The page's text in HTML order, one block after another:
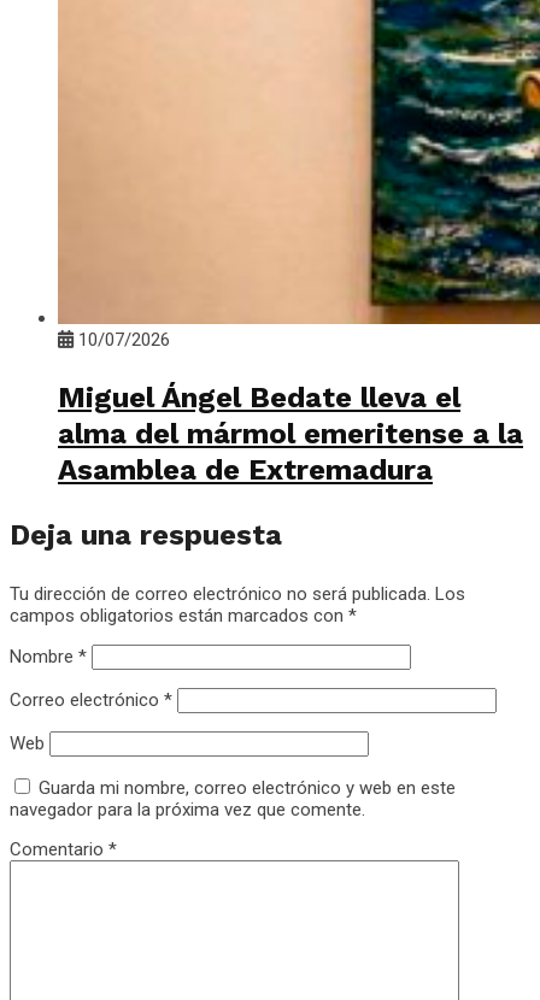
10/07/2026
Miguel Ángel Bedate lleva el
alma del mármol emeritense a la
Asamblea de Extremadura
Deja una respuesta
Tu dirección de correo electrónico no será publicada. Los
campos obligatorios están marcados con *
Nombre *
Correo electrónico *
Web
Guarda mi nombre, correo electrónico y web en este
navegador para la próxima vez que comente.
Comentario *